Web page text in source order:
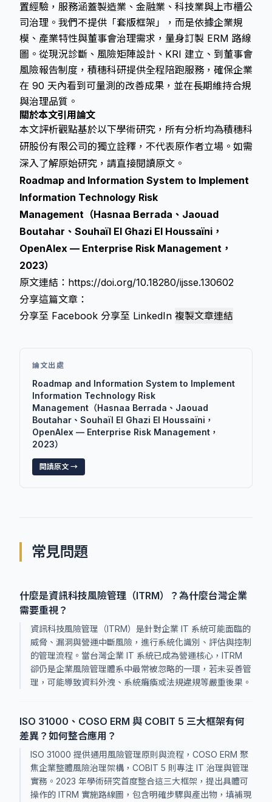
置經驗，服務涵蓋製造業、金融業、科技業與上市櫃公
司治理。我們不提供「套版框架」，而是依據企業規
模、產業特性與董事會治理需求，量身訂製 ERM 路線
圖。從現況診斷、風險矩陣設計、KRI 建立、到董事會
風險報告制度，積穗科研提供全程陪跑服務，確保企業
在 90 天內看到可量測的改善成果，並在長期維持合規
與治理品質。
關於本文引用論文
本文評析觀點基於以下學術研究，所有分析均為積穗科
研股份有限公司的獨立詮釋，不代表原作者立場。如需
深入了解原始研究，請直接閱讀原文。
Roadmap and Information System to Implement
Information Technology Risk
Management（Hasnaa Berrada、Jaouad
Boutahar、Souhaïl El Ghazi El Houssaïni，
OpenAlex — Enterprise Risk Management，
2023）
原文連結： https://doi.org/10.18280/ijsse.130602
分享這篇文章：
分享至 Facebook 分享至 LinkedIn 複製文章連結
論文出處
Roadmap and Information System to Implement
Information Technology Risk
Management（Hasnaa Berrada、Jaouad
Boutahar、Souhaïl El Ghazi El Houssaïni，
OpenAlex — Enterprise Risk Management，
2023）
閱讀原文 →
常見問題
什麼是資訊科技風險管理（ITRM）？為什麼台灣企業
需要重視？
資訊科技風險管理（ITRM）是針對企業 IT 系統可能面臨的
威脅、漏洞與營運中斷風險，進行系統化識別、評估與控制
的管理流程。當台灣企業 IT 系統已成為營運核心，ITRM
卻仍是企業風險管理體系中最常被忽略的一環，若未妥善管
理，可能導致資料外洩、系統癱瘓或法規違規等嚴重後果。
ISO 31000、COSO ERM 與 COBIT 5 三大框架有何
差異？如何整合應用？
ISO 31000 提供通用風險管理原則與流程，COSO ERM 聚
焦企業整體風險治理架構，COBIT 5 則專注 IT 治理與管理
實務。2023 年學術研究首度整合這三大框架，提出具體可
操作的 ITRM 實施路線圖，包含明確步驟與產出物，填補現